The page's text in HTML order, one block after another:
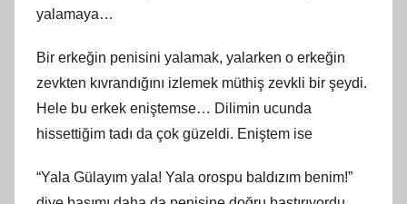
yalamaya…
Bir erkeğin penisini yalamak, yalarken o erkeğin
zevkten kıvrandığını izlemek müthiş zevkli bir şeydi.
Hele bu erkek eniştemse… Dilimin ucunda
hissettiğim tadı da çok güzeldi. Eniştem ise
“Yala Gülayım yala! Yala orospu baldızım benim!”